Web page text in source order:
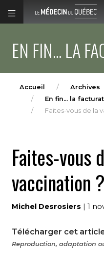
EN FIN... LA
Accueil Archives
En fin... la
Faites-vous de la
Faites-vous
vaccination ?
Michel Desrosiers | 1
Télécharger cet
Reproduction, adaptation